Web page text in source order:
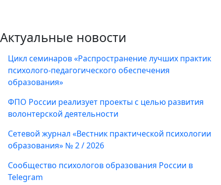
Актуальные новости
Цикл семинаров «Распространение лучших практик
психолого-педагогического обеспечения
образования»
ФПО России реализует проекты с целью развития
волонтерской деятельности
Сетевой журнал «Вестник практической психологии
образования» № 2 / 2026
Сообщество психологов образования России в
Telegram